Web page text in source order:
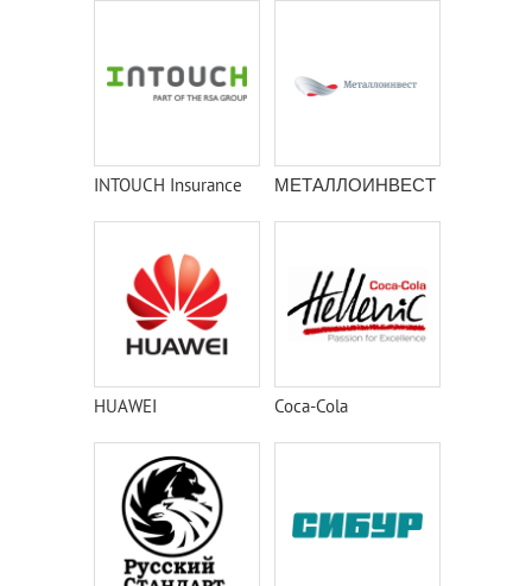
INTOUCH Insurance МЕТАЛЛОИНВЕСТ
HUAWEI Coca-Cola